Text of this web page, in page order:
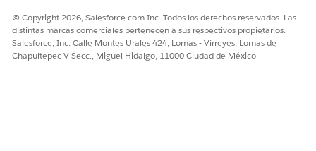
© Copyright 2026, Salesforce.com Inc. Todos los derechos reservados. Las
distintas marcas comerciales pertenecen a sus respectivos propietarios.
Salesforce, Inc. Calle Montes Urales 424, Lomas - Virreyes, Lomas de
Chapultepec V Secc., Miguel Hidalgo, 11000 Ciudad de México